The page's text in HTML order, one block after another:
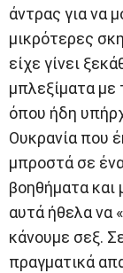
άντρας για να
μικρότερες
είχε γίνει
μπλεξίματα με
όπου ήδη
Ουκρανία που
μπροστά σε
βοηθήματα και
αυτά ήθελα να
κάνουμε σεξ.
πραγματικά